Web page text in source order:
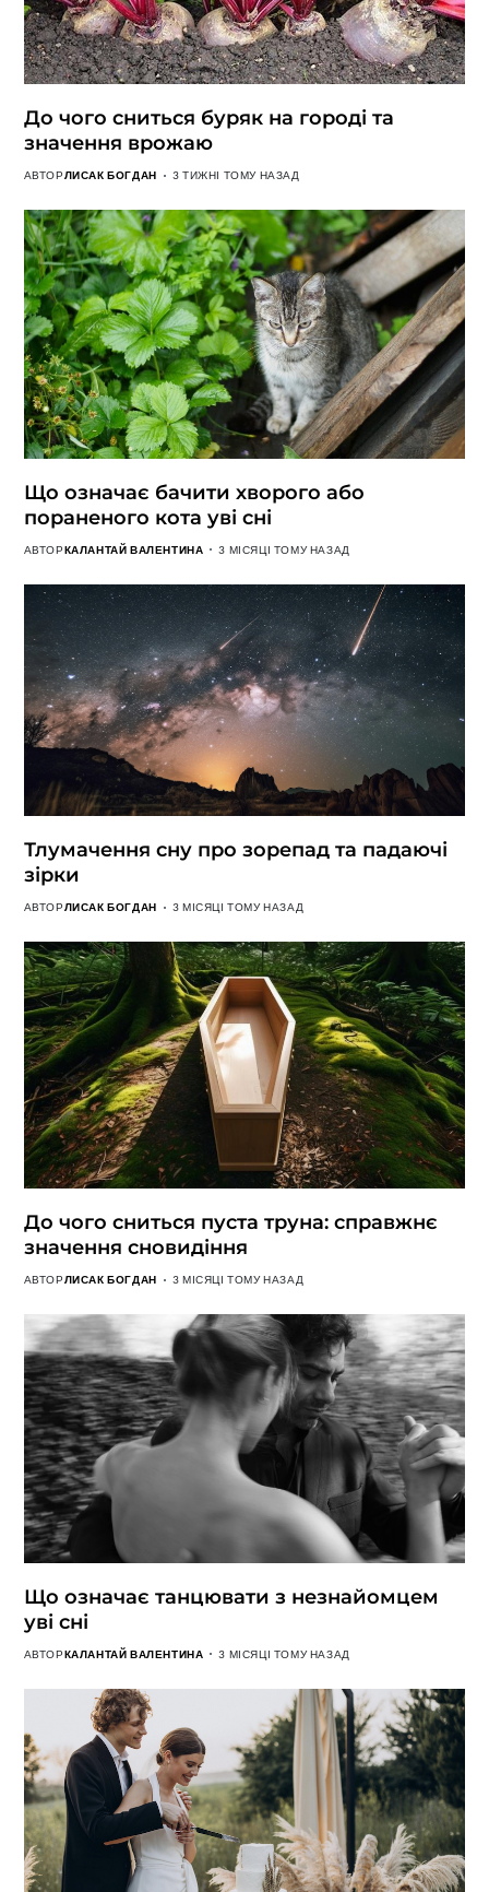
До чого сниться буряк на городі та
значення врожаю
АВТОРЛИСАК БОГДАН 3 ТИЖНІ ТОМУ НАЗАД
Що означає бачити хворого або
пораненого кота уві сні
АВТОРКАЛАНТАЙ ВАЛЕНТИНА 3 МІСЯЦІ ТОМУ НАЗАД
Тлумачення сну про зорепад та падаючі
зірки
АВТОРЛИСАК БОГДАН 3 МІСЯЦІ ТОМУ НАЗАД
До чого сниться пуста труна: справжнє
значення сновидіння
АВТОРЛИСАК БОГДАН 3 МІСЯЦІ ТОМУ НАЗАД
Що означає танцювати з незнайомцем
уві сні
АВТОРКАЛАНТАЙ ВАЛЕНТИНА 3 МІСЯЦІ ТОМУ НАЗАД